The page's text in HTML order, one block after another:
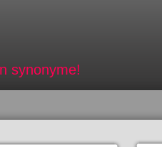
synonyme!